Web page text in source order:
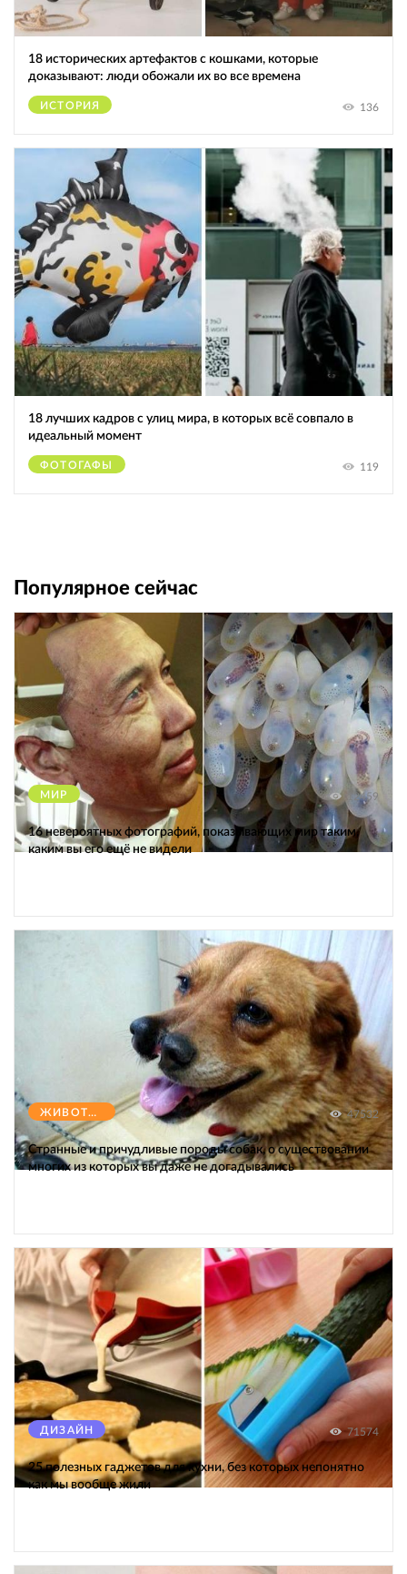
18 исторических артефактов с кошками, которые
доказывают: люди обожали их во все времена
ИСТОРИЯ 136
18 лучших кадров с улиц мира, в которых всё совпало в
идеальный момент
ФОТОГАФЫ 119
Популярное сейчас
МИР 12459
16 невероятных фотографий, показывающих мир таким,
каким вы его ещё не видели
ЖИВОТНЫЕ 47532
Странные и причудливые породы собак, о существовании
многих из которых вы даже не догадывались
ДИЗАЙН 71574
25 полезных гаджетов для кухни, без которых непонятно
как мы вообще жили